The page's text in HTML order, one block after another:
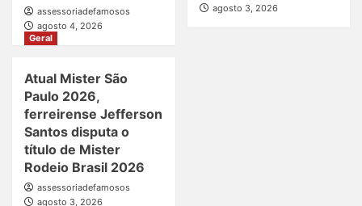
assessoriadefamosos
agosto 4, 2026
agosto 3, 2026
Geral
Atual Mister São
Paulo 2026,
ferreirense Jefferson
Santos disputa o
título de Mister
Rodeio Brasil 2026
assessoriadefamosos
agosto 3, 2026